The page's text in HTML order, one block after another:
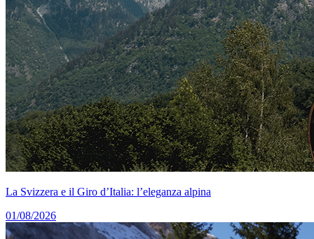
La Svizzera e il Giro d’Italia: l’eleganza alpina
01/08/2026